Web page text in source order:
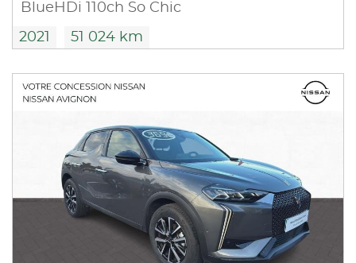
BlueHDi 110ch So Chic
2021 51 024 km